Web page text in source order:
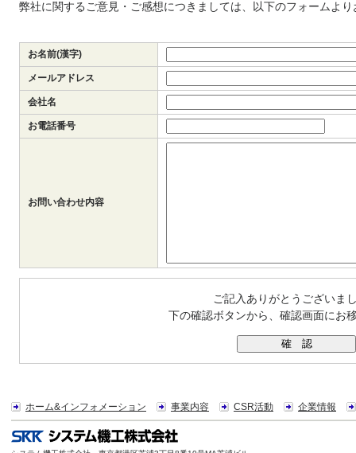
弊社に関するご意見・ご感想につきましては、以下のフォームよ
お名前(漢字)
メールアドレス
会社名
お電話番号
お問い合わせ内容
ご記入ありがとうございま
下の確認ボタンから、確認画面にお
ホーム&インフォメーション 事業内容 CSR活動 企業情報